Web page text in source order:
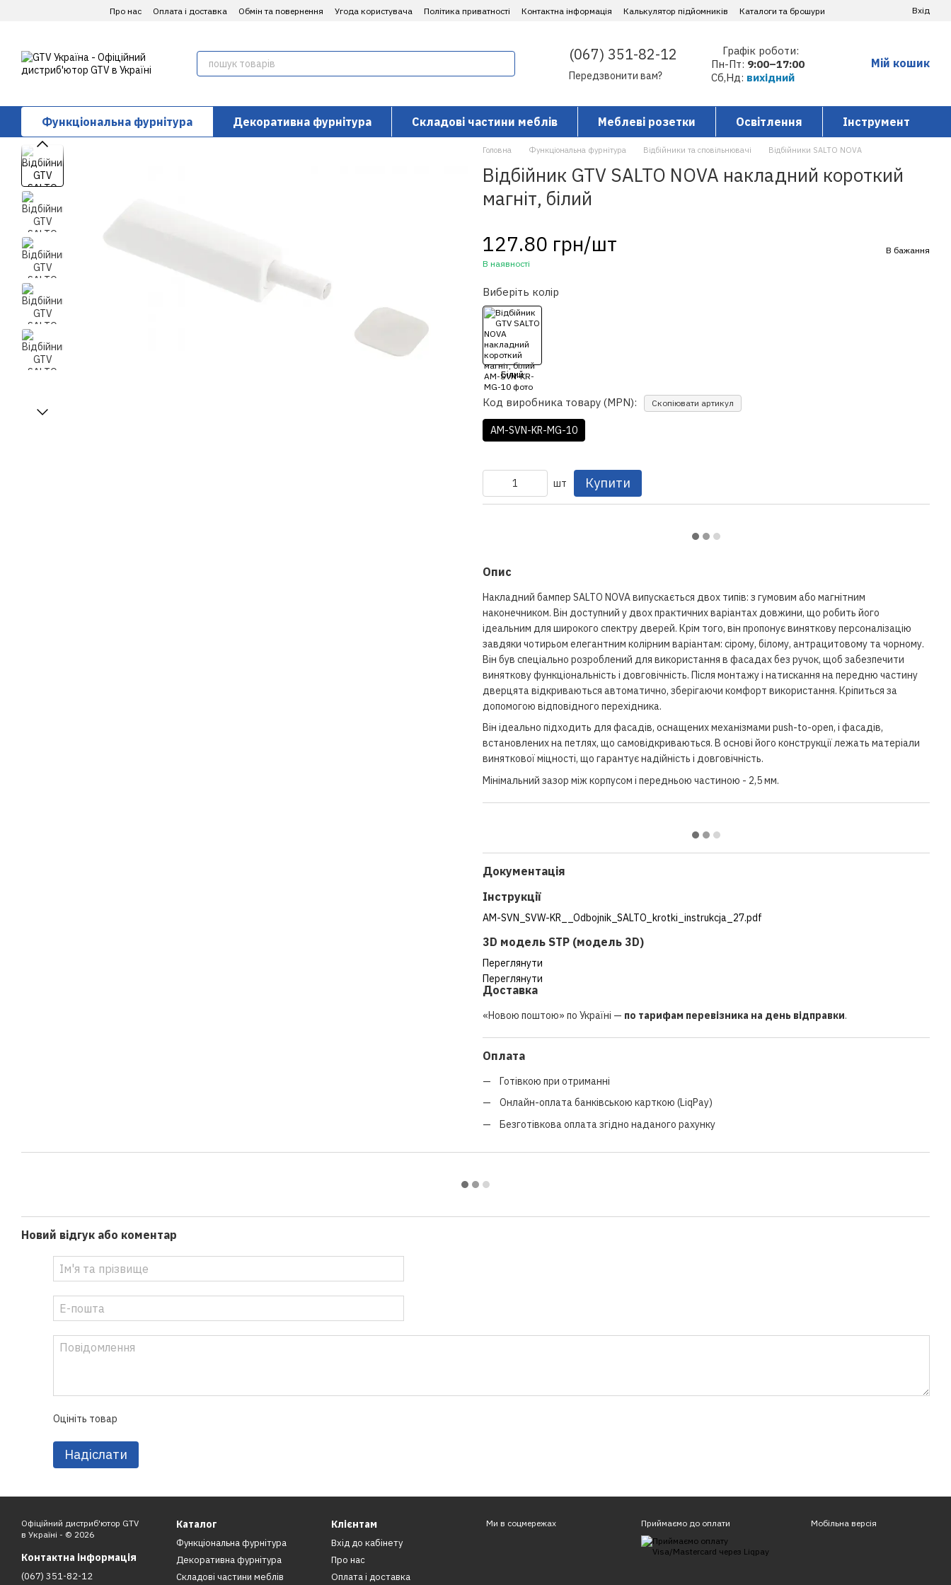
Перейти до основного контенту
Про нас Оплата і доставка Обмін та повернення Угода користувача Політика приватності Контактна інформація ​Калькулятор підйомників Каталоги та брошури Вхід
(067) 351-82-12
Передзвонити вам?
Графік роботи:
Пн-Пт: 9:00–17:00
Сб,Нд: вихідний
Мій кошик
Функціональна фурнітура Декоративна фурнітура Складові частини меблів Меблеві розетки Освітлення Інструмент
Головна Функціональна фурнітура Відбійники та сповільнювачі Відбійники SALTO NOVA
Відбійник GTV SALTO NOVA накладний короткий
магніт, білий
127.80 грн/шт
В наявності
В бажання
Виберіть колір
Код виробника товару (MPN): Скопіювати артикул
AM-SVN-KR-MG-10
шт Купити
Опис
Накладний бампер SALTO NOVA випускається двох типів: з гумовим або магнітним
наконечником. Він доступний у двох практичних варіантах довжини, що робить його
ідеальним для широкого спектру дверей. Крім того, він пропонує виняткову персоналізацію
завдяки чотирьом елегантним колірним варіантам: сірому, білому, антрацитовому та чорному.
Він був спеціально розроблений для використання в фасадах без ручок, щоб забезпечити
виняткову функціональність і довговічність. Після монтажу і натискання на передню частину
дверцята відкриваються автоматично, зберігаючи комфорт використання. Кріпиться за
допомогою відповідного перехідника.
Він ідеально підходить для фасадів, оснащених механізмами push-to-open, і фасадів,
встановлених на петлях, що самовідкриваються. В основі його конструкції лежать матеріали
виняткової міцності, що гарантує надійність і довговічність.
Мінімальний зазор між корпусом і передньою частиною - 2,5 мм.
Документація
Інструкції
AM-SVN_SVW-KR__Odbojnik_SALTO_krotki_instrukcja_27.pdf
3D модель STP (модель 3D)
Переглянути
Переглянути
Доставка
«Новою поштою» по Україні — по тарифам перевізника на день відправки.
Оплата
Готівкою при отриманні
Онлайн-оплата банківською карткою (LiqPay)
Безготівкова оплата згідно наданого рахунку
Новий відгук або коментар
Оцініть товар
Надіслати
Офіційний дистриб'ютор GTV
в Україні - © 2026
Контактна інформація
(067) 351-82-12
Каталог
Функціональна фурнітура
Декоративна фурнітура
Складові частини меблів
Клієнтам
Вхід до кабінету
Про нас
Оплата і доставка
Ми в соцмережах Приймаємо до оплати Мобільна версія